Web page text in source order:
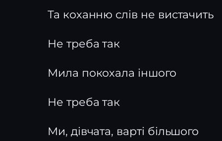
Та коханню слів не вистачить
Не треба так
Мила покохала іншого
Не треба так
Ми, дівчата, варті більшого